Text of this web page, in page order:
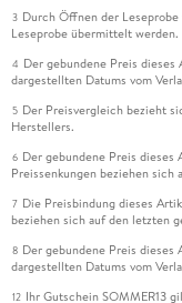
3 Durch Öffnen der
Leseprobe übermittelt werden.
4 Der gebundene Preis
dargestellten Datums vom
5 Der Preisvergleich bezieht
Herstellers.
6 Der gebundene Preis dieses
Preissenkungen beziehen sich
7 Die Preisbindung dieses
beziehen sich auf den letzten
8 Der gebundene Preis
dargestellten Datums vom
12 Ihr Gutschein SOMMER13